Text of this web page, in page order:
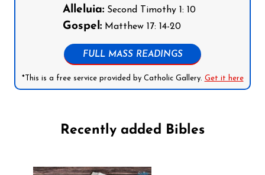
Alleluia:Second Timothy 1: 10
Gospel:Matthew 17: 14-20
FULL MASS READINGS
*This is a free service provided by Catholic Gallery. Get it here
Recently added Bibles